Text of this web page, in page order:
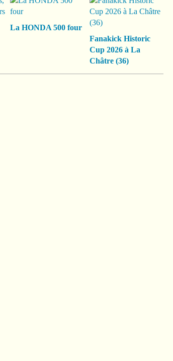
La HONDA 500 four
Fanakick Historic
Cup 2026 à La
Châtre (36)